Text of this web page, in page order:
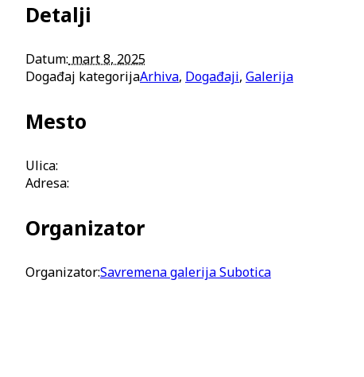
Detalji
Datum: mart 8, 2025
Događaj kategorijaArhiva, Događaji, Galerija
Mesto
Ulica:
Adresa:
Organizator
Organizator:Savremena galerija Subotica